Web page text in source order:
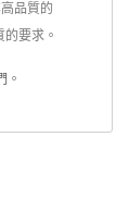
品質的
要求。
。